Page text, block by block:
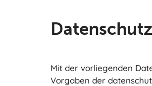
Mit der vorliegenden
Vorgaben der